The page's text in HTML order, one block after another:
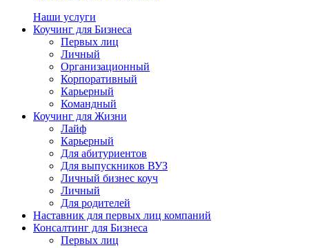
Наши услуги
Коучинг для Бизнеса
Первых лиц
Личный
Организационный
Корпоративный
Карьерный
Командный
Коучинг для Жизни
Лайф
Карьерный
Для абитуриентов
Для выпускников ВУЗ
Личный бизнес коуч
Личный
Для родителей
Наставник для первых лиц компаний
Консалтинг для Бизнеса
Первых лиц